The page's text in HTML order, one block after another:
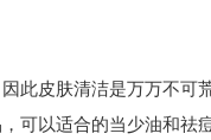
此皮肤清洁是万万不可
可以适合的当少油和祛